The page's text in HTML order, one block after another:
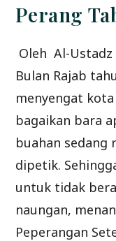
Perang
Oleh Al-
Bulan Rajab
menyengat
bagaikan bara
buahan sedang
dipetik.
untuk tidak
naungan,
Peperangan